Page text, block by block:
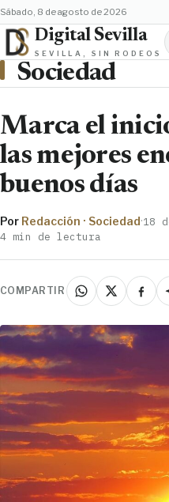
sábado, 8 de agosto de 2026
Digital Sevilla
SEVILLA, SIN RODEOS
Sociedad
Marca el
las mejores
buenos días
Por Redacción · Sociedad·18
4 min de lectura
COMPARTIR